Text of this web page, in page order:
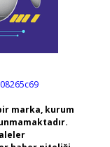
marka, kurum